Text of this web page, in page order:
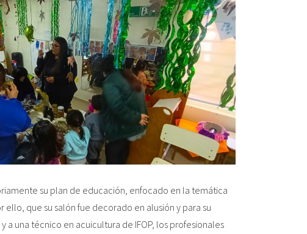
su plan de educación, enfocado en la temática
ello, que su salón fue decorado en alusión y para su
a una técnico en acuicultura de IFOP, los profesionales